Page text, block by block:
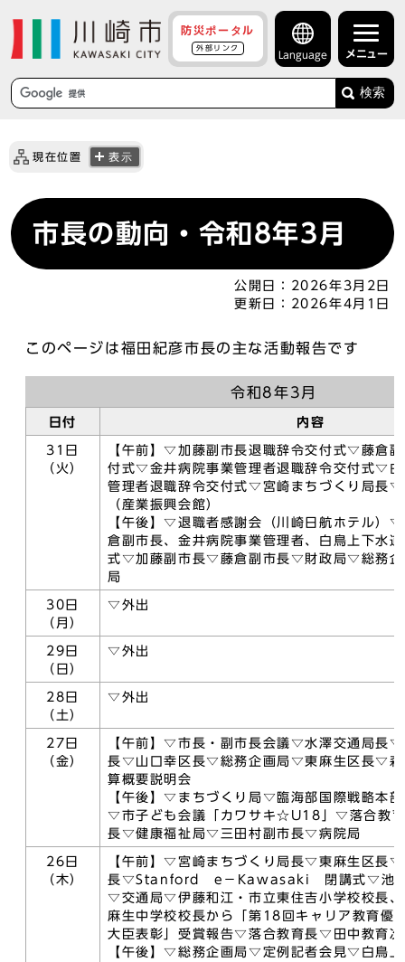
防災ポータル
外部リンク
Language メニュー
検索
現在位置 表示
市長の動向・令和8年3月
公開日：
2026年3月2日
更新日：
2026年4月1日
このページは福田紀彦市長の主な活動報告です
令和8年3月
日付 内容
31日
（火）
【午前】▽加藤副市長退職辞令交付式▽藤倉
付式▽金井病院事業管理者退職辞令交付式▽白
管理者退職辞令交付式▽宮崎まちづくり局長▽
（産業振興会館）
【午後】▽退職者感謝会（川崎日航ホテル）
倉副市長、金井病院事業管理者、白鳥上下水
式▽加藤副市長▽藤倉副市長▽財政局▽総務
局
30日
（月）
▽外出
29日
（日）
▽外出
28日
（土）
▽外出
27日
（金）
【午前】▽市長・副市長会議▽水澤交通局長▽
長▽山口幸区長▽総務企画局▽東麻生区長▽
算概要説明会
【午後】▽まちづくり局▽臨海部国際戦略本
▽市子ども会議「カワサキ☆U18」▽落合教
長▽健康福祉局▽三田村副市長▽病院局
26日
（木）
【午前】▽宮崎まちづくり局長▽東麻生区長▽
長▽Stanford e－Kawasaki 閉講式▽池之
▽交通局▽伊藤和江・市立東住吉小学校校長、
麻生中学校校長から「第18回キャリア教育
大臣表彰」受賞報告▽落合教育長▽田中教育
【午後】▽総務企画局▽定例記者会見▽白鳥上